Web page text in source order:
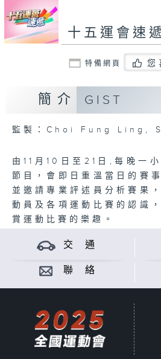
十五運會速
特備網頁 您
簡介 GIST
監製：Choi Fung Ling,
由11月10日至21日,每晚一
節目，會即日重溫當日的賽
並邀請專業評述員分析賽果
動員及各項運動比賽的認識
賞運動比賽的樂趣。
交 通
聯 絡